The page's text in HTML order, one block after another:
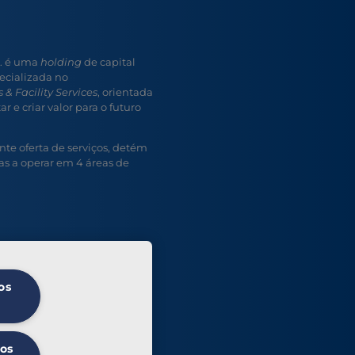
é uma holding de capital
no
& Facility Services, orientada
e criar valor para o futuro
oferta de serviços, detém
a operar em 4 áreas de